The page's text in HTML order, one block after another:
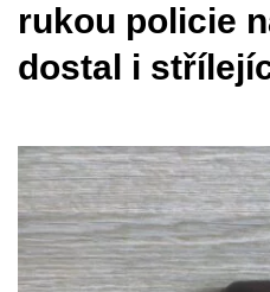
rukou policie
dostal i